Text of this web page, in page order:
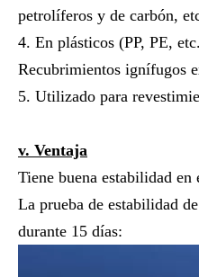
petrolíferos y de carbón,
4. En plásticos (PP, PE,
Recubrimientos ignífugos
5. Utilizado para
v. Ventaja
Tiene buena estabilidad en
La prueba de estabilidad
durante 15 días: